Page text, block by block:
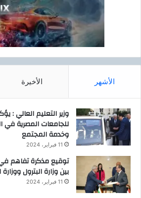
الأشهر الأخيرة
وزير التعليم العالي :
للجامعات المصرية في
وخدمة المجتمع
11 فبراير، 2024
توقيع مذكرة تفاهم
بين وزارة البترول
11 فبراير، 2024